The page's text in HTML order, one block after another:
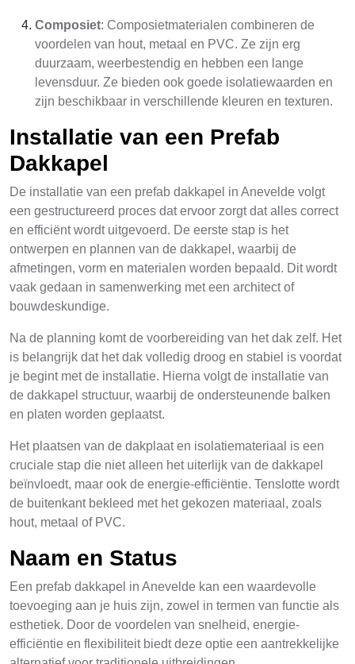
Composiet: Composietmaterialen combineren de
voordelen van hout, metaal en PVC. Ze zijn erg
duurzaam, weerbestendig en hebben een lange
levensduur. Ze bieden ook goede isolatiewaarden en
zijn beschikbaar in verschillende kleuren en texturen.
Installatie van een Prefab
Dakkapel
De installatie van een prefab dakkapel in Anevelde volgt
een gestructureerd proces dat ervoor zorgt dat alles correct
en efficiënt wordt uitgevoerd. De eerste stap is het
ontwerpen en plannen van de dakkapel, waarbij de
afmetingen, vorm en materialen worden bepaald. Dit wordt
vaak gedaan in samenwerking met een architect of
bouwdeskundige.
Na de planning komt de voorbereiding van het dak zelf. Het
is belangrijk dat het dak volledig droog en stabiel is voordat
je begint met de installatie. Hierna volgt de installatie van
de dakkapel structuur, waarbij de ondersteunende balken
en platen worden geplaatst.
Het plaatsen van de dakplaat en isolatiemateriaal is een
cruciale stap die niet alleen het uiterlijk van de dakkapel
beïnvloedt, maar ook de energie-efficiëntie. Tenslotte wordt
de buitenkant bekleed met het gekozen materiaal, zoals
hout, metaal of PVC.
Naam en Status
Een prefab dakkapel in Anevelde kan een waardevolle
toevoeging aan je huis zijn, zowel in termen van functie als
esthetiek. Door de voordelen van snelheid, energie-
efficiëntie en flexibiliteit biedt deze optie een aantrekkelijke